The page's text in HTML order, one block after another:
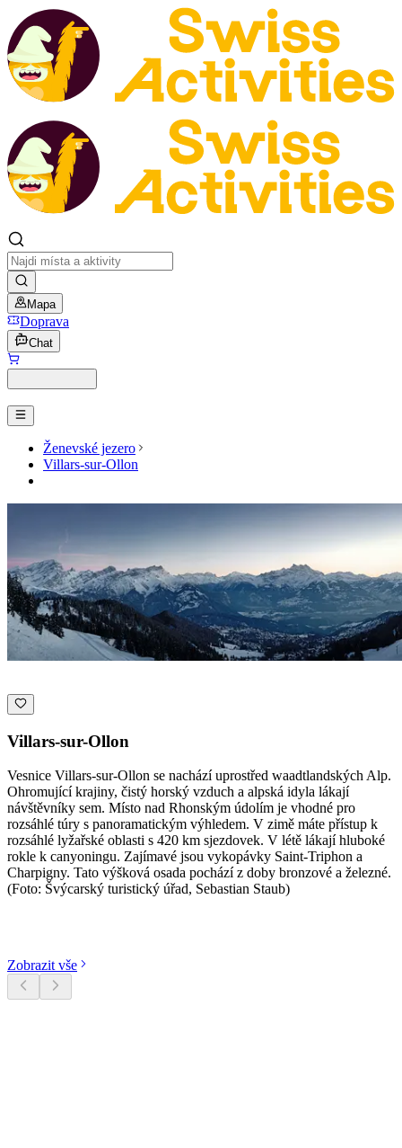
Mapa
Doprava
Chat
Ženevské jezero
Villars-sur-Ollon
Villars-sur-Ollon
Vesnice Villars-sur-Ollon se nachází uprostřed waadtlandských Alp.
Ohromující krajiny, čistý horský vzduch a alpská idyla lákají
návštěvníky sem. Místo nad Rhonským údolím je vhodné pro
rozsáhlé túry s panoramatickým výhledem. V zimě máte přístup k
rozsáhlé lyžařské oblasti s 420 km sjezdovek. V létě lákají hluboké
rokle k canyoningu. Zajímavé jsou vykopávky Saint-Triphon a
Charpigny. Tato výšková osada pochází z doby bronzové a železné.
(Foto: Švýcarský turistický úřad, Sebastian Staub)
Zobrazit vše